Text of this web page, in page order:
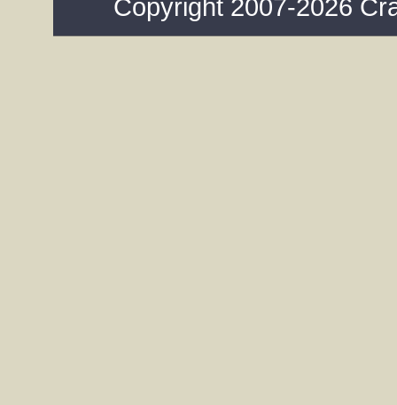
Copyright 2007-2026